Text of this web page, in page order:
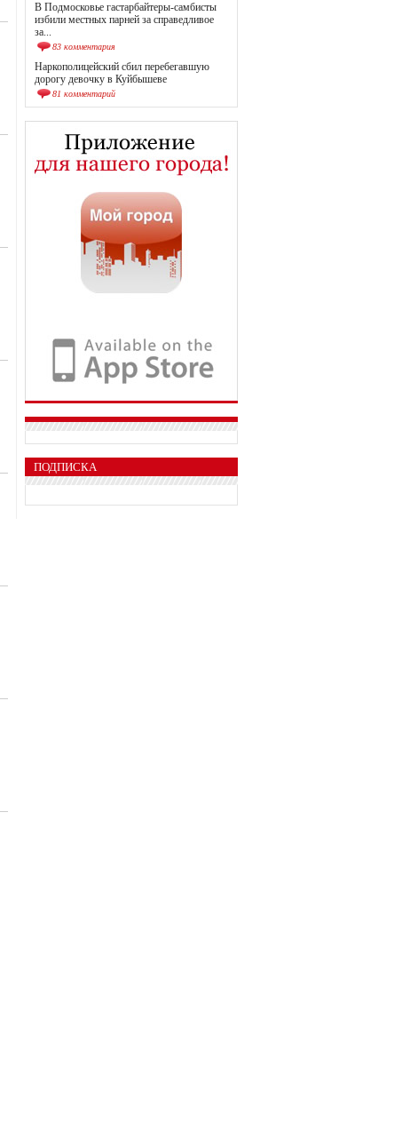
В Подмосковье гастарбайтеры-самбисты
избили местных парней за справедливое
за...
83 комментария
Наркополицейский сбил перебегавшую
дорогу девочку в Куйбышеве
81 комментарий
ПОДПИСКА